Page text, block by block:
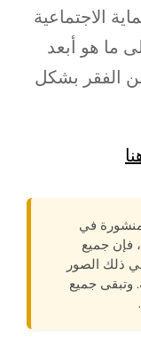
الاجتماعية
ما هو أبعد
الفقر بشكل
في
فإن جميع
ذلك الصور
وتبقى جميع